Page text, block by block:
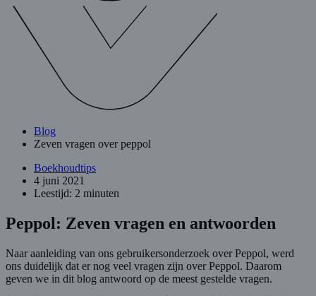
Blog
Zeven vragen over peppol
Boekhoudtips
4 juni 2021
Leestijd: 2 minuten
Peppol: Zeven vragen en antwoorden
Naar aanleiding van ons gebruikersonderzoek over Peppol, werd
ons duidelijk dat er nog veel vragen zijn over Peppol. Daarom
geven we in dit blog antwoord op de meest gestelde vragen.